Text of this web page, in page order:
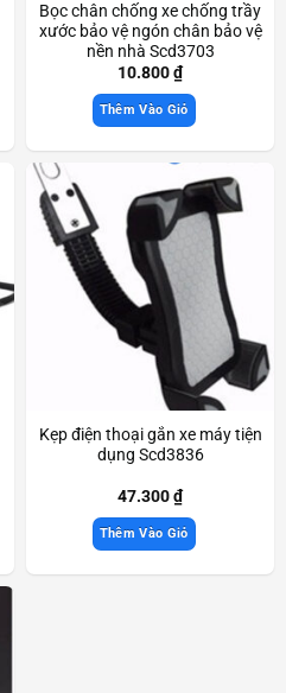
Bọc chân chống xe chống trầy
xước bảo vệ ngón chân bảo vệ
nền nhà Scd3703
10.800₫
Thêm Vào Giỏ
Kẹp điện thoại gắn xe máy tiện
dụng Scd3836
47.300₫
Thêm Vào Giỏ